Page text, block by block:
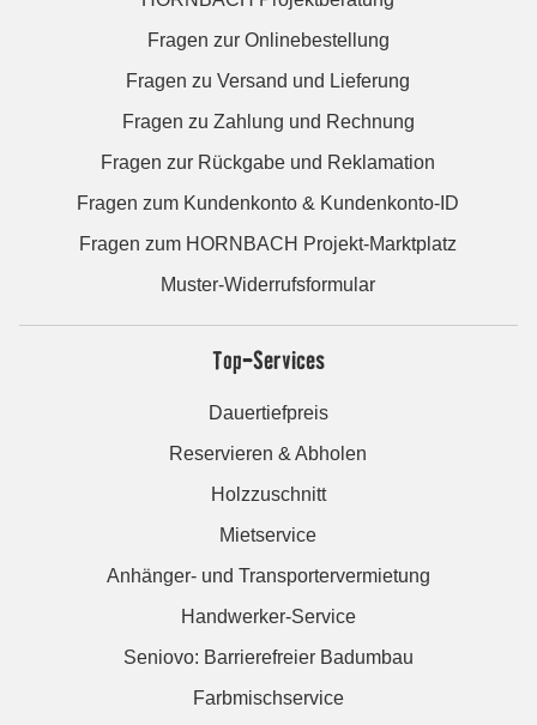
Fragen zur Onlinebestellung
Fragen zu Versand und Lieferung
Fragen zu Zahlung und Rechnung
Fragen zur Rückgabe und Reklamation
Fragen zum Kundenkonto & Kundenkonto-ID
Fragen zum HORNBACH Projekt-Marktplatz
Muster-Widerrufsformular
Top-Services
Dauertiefpreis
Reservieren & Abholen
Holzzuschnitt
Mietservice
Anhänger- und Transportervermietung
Handwerker-Service
Seniovo: Barrierefreier Badumbau
Farbmischservice